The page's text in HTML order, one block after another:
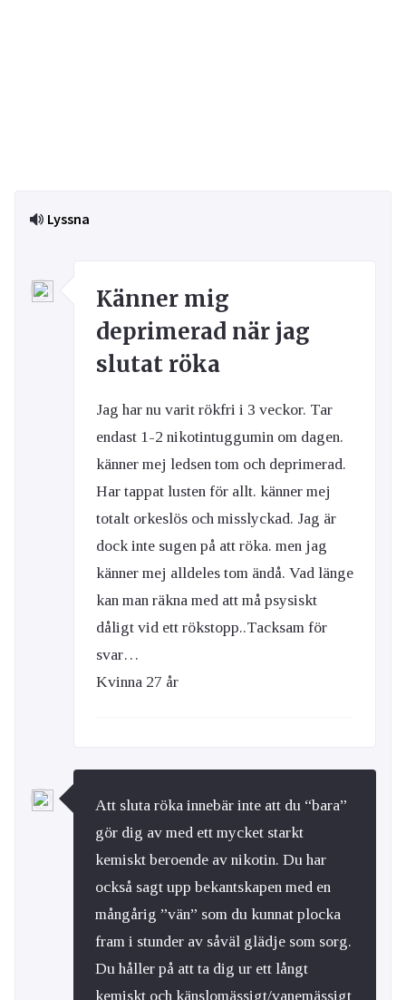
Lyssna
Känner mig
deprimerad när jag
slutat röka
Jag har nu varit rökfri i 3 veckor. Tar
endast 1-2 nikotintuggumin om dagen.
känner mej ledsen tom och deprimerad.
Har tappat lusten för allt. känner mej
totalt orkeslös och misslyckad. Jag är
dock inte sugen på att röka. men jag
känner mej alldeles tom ändå. Vad länge
kan man räkna med att må psysiskt
dåligt vid ett rökstopp..Tacksam för
svar…
Kvinna 27 år
Att sluta röka innebär inte att du “bara”
gör dig av med ett mycket starkt
kemiskt beroende av nikotin. Du har
också sagt upp bekantskapen med en
mångårig ”vän” som du kunnat plocka
fram i stunder av såväl glädje som sorg.
Du håller på att ta dig ur ett långt
kemiskt och känslomässigt/vanemässigt